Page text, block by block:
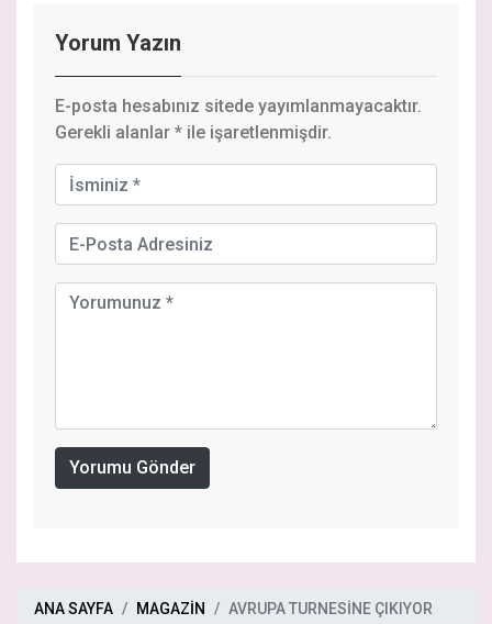
Yorum Yazın
E-posta hesabınız sitede yayımlanmayacaktır.
Gerekli alanlar * ile işaretlenmişdir.
Yorumu Gönder
ANA SAYFA MAGAZİN AVRUPA TURNESİNE ÇIKIYOR